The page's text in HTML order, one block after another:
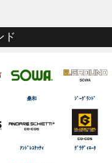
ド
桑和 ｼﾞｰｸﾞﾗﾝﾄﾞ
ｱﾝﾄﾞﾚｽｹｯﾃｨ ｸﾞﾗﾃﾞｨｴｰﾀ